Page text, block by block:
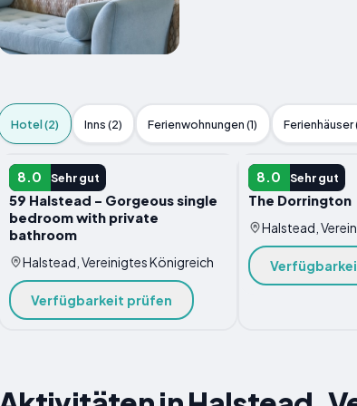
Hotel (2) Inns (2) Ferienwohnungen (1) Ferienhäuser
8.0 Sehr gut
HOTELS
59 Halstead - Gorgeous single
bedroom with private
bathroom
Halstead, Vereinigtes Königreich
Verfügbarkeit prüfen
8.0 Sehr gut
HOTELS
The Dorrington
Halstead,